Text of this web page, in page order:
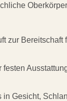
Gesicht,